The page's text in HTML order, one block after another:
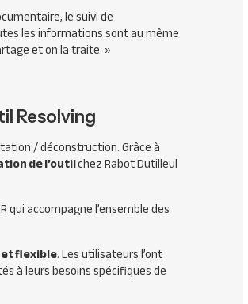
le suivi de
les informations sont au même
et on la traite.»
Resolving
/ déconstruction. Grâce à
de l’outilchezRabot Dutilleul
qui accompagne l’ensemble des
flexible. Les utilisateurs l’ont
à leurs besoins spécifiques de